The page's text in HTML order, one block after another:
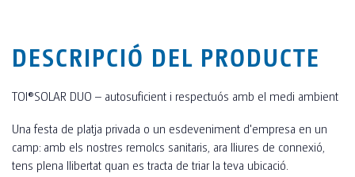
DESCRIPCIÓ DEL PRODUCTE
TOI®SOLAR DUO – autosuficient i respectuós amb el medi ambient
Una festa de platja privada o un esdeveniment d'empresa en un
camp: amb els nostres remolcs sanitaris, ara lliures de connexió,
tens plena llibertat quan es tracta de triar la teva ubicació.